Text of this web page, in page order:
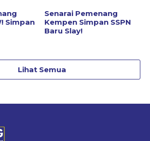
Simpan
Senarai Pemenang
Kempen Simpan SSPN
Baru Slay!
Lihat Semua